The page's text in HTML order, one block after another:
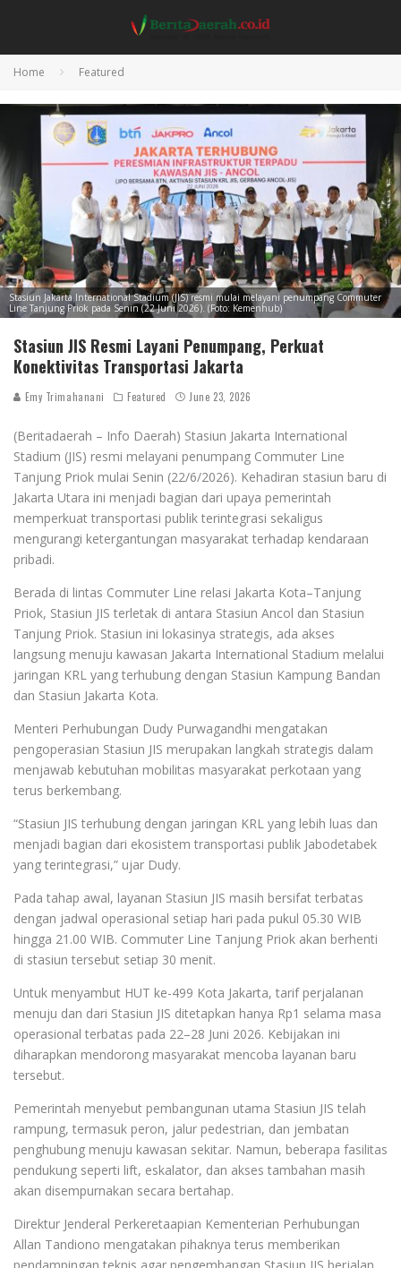
Home Featured
Stasiun Jakarta International Stadium (JIS) resmi mulai melayani penumpang Commuter
Line Tanjung Priok pada Senin (22 Juni 2026). (Foto: Kemenhub)
Stasiun JIS Resmi Layani Penumpang, Perkuat
Konektivitas Transportasi Jakarta
Emy Trimahanani Featured June 23, 2026
(Beritadaerah – Info Daerah) Stasiun Jakarta International
Stadium (JIS) resmi melayani penumpang Commuter Line
Tanjung Priok mulai Senin (22/6/2026). Kehadiran stasiun baru di
Jakarta Utara ini menjadi bagian dari upaya pemerintah
memperkuat transportasi publik terintegrasi sekaligus
mengurangi ketergantungan masyarakat terhadap kendaraan
pribadi.
Berada di lintas Commuter Line relasi Jakarta Kota–Tanjung
Priok, Stasiun JIS terletak di antara Stasiun Ancol dan Stasiun
Tanjung Priok. Stasiun ini lokasinya strategis, ada akses
langsung menuju kawasan Jakarta International Stadium melalui
jaringan KRL yang terhubung dengan Stasiun Kampung Bandan
dan Stasiun Jakarta Kota.
Menteri Perhubungan Dudy Purwagandhi mengatakan
pengoperasian Stasiun JIS merupakan langkah strategis dalam
menjawab kebutuhan mobilitas masyarakat perkotaan yang
terus berkembang.
“Stasiun JIS terhubung dengan jaringan KRL yang lebih luas dan
menjadi bagian dari ekosistem transportasi publik Jabodetabek
yang terintegrasi,” ujar Dudy.
Pada tahap awal, layanan Stasiun JIS masih bersifat terbatas
dengan jadwal operasional setiap hari pada pukul 05.30 WIB
hingga 21.00 WIB. Commuter Line Tanjung Priok akan berhenti
di stasiun tersebut setiap 30 menit.
Untuk menyambut HUT ke-499 Kota Jakarta, tarif perjalanan
menuju dan dari Stasiun JIS ditetapkan hanya Rp1 selama masa
operasional terbatas pada 22–28 Juni 2026. Kebijakan ini
diharapkan mendorong masyarakat mencoba layanan baru
tersebut.
Pemerintah menyebut pembangunan utama Stasiun JIS telah
rampung, termasuk peron, jalur pedestrian, dan jembatan
penghubung menuju kawasan sekitar. Namun, beberapa fasilitas
pendukung seperti lift, eskalator, dan akses tambahan masih
akan disempurnakan secara bertahap.
Direktur Jenderal Perkeretaapian Kementerian Perhubungan
Allan Tandiono mengatakan pihaknya terus memberikan